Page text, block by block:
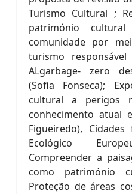
Turismo Cultural ;
património
comunidade por
turismo
ALgarbage- zero
(Sofia Fonseca);
cultural a perigos
conhecimento atual
Figueiredo),
Ecológico
Compreender a
como património
Proteção de áreas